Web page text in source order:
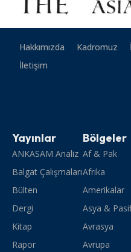
Hakkımızda Kadromuz
İletişim
Yayınlar
ANKASAM Analiz
Balgat Çalışmaları
Bülten
Dergi
Kitap
Rapor
Bölgeler
Af & Pak
Afrika
Amerikalar
Asya &
Avrasya
Avrupa